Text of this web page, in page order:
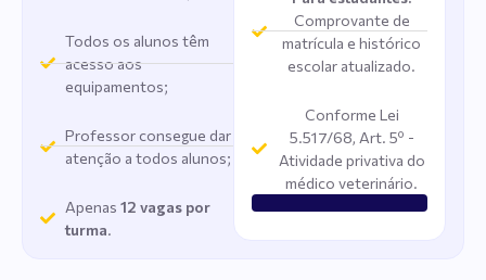
Todos os alunos têm
acesso aos
equipamentos;
Professor consegue dar
atenção a todos alunos;
Apenas 12 vagas por
turma.
Comprovante de
matrícula e histórico
escolar atualizado.
Conforme Lei
5.517/68, Art. 5º -
Atividade privativa do
médico veterinário.